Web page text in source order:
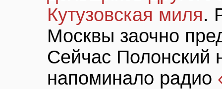
Кутузовская миля.
Москвы заочно
Сейчас Полонский
напоминало радио